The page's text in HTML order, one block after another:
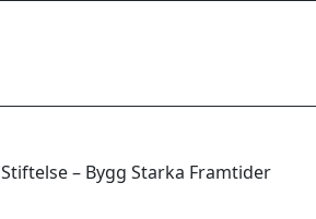
Stiftelse – Bygg Starka Framtider